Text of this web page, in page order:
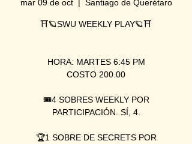
mar 09 de oct
  |
Santiago de Querétaro
⛩🪐SWU WEEKLY PLAY🪐⛩
HORA: MARTES 6:45 PM
COSTO 200.00
🎟4 SOBRES WEEKLY POR
PARTICIPACIÓN. SÍ, 4.
🏆1 SOBRE DE SECRETS POR